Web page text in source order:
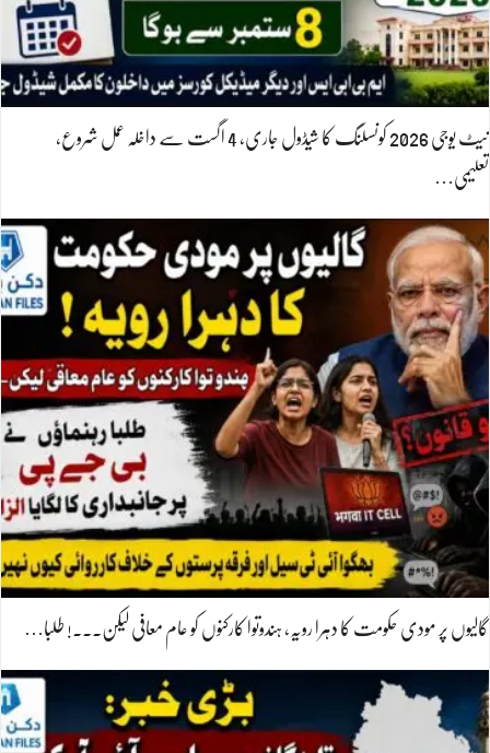
نیٹ یوجی 2026 کونسلنگ کا شیڈول جاری، 4 اگست سے داخلہ عمل شروع،
تعلیمی…
گالیوں پر مودی حکومت کا دہرا رویہ، ہندوتوا کارکنوں کو عام معافی لیکن۔۔۔! طلبا…